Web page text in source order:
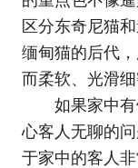
区分东奇尼猫
缅甸猫的后代
而柔软、光滑细
如果家中
心客人无聊的
于家中的客人